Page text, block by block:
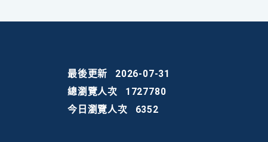
最後更新
2026-07-31
總瀏覽人次
1727780
今日瀏覽人次
6352